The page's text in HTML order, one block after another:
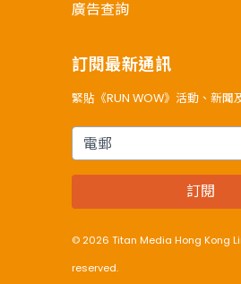
廣告查詢
訂閱最新通訊
緊貼《RUN WOW》活動、新聞
電郵
訂閱
© 2026 Titan Media Hong Kong
reserved.